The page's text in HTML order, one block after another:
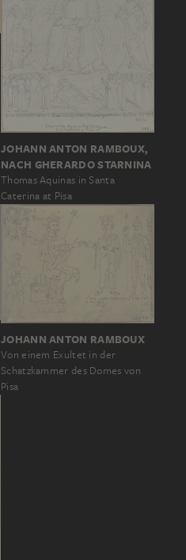
JOHANN ANTON RAMBOUX,
NACH GHERARDO STARNINA
Thomas Aquinas in Santa
Caterina at Pisa
JOHANN ANTON RAMBOUX
Von einem Exultet in der
Schatzkammer des Domes von
Pisa